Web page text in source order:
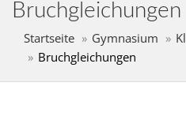
Bruchgleichungen
Startseite Gymnasium
Bruchgleichungen